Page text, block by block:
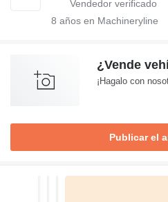
8 años en Machineryline
¿Vende
¡Hagalo con
Publicar el